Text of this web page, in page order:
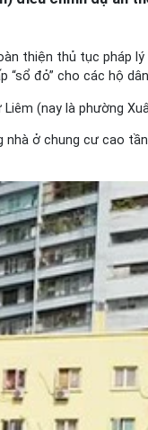
thiện thủ tục pháp
“sổ đỏ” cho các hộ
(nay là phường
nhà ở chung cư cao